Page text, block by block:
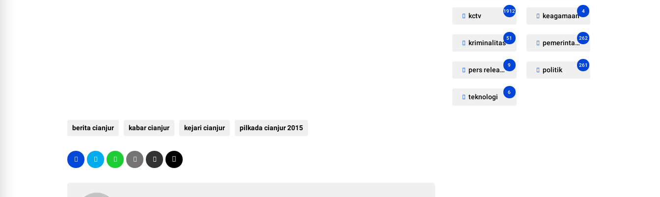
berita cianjur kabar cianjur kejari cianjur pilkada cianjur 2015
kctv
1912
keagamaan
4
kriminalitas
51
pemerintahan
262
pers release
9
politik
261
teknologi
6